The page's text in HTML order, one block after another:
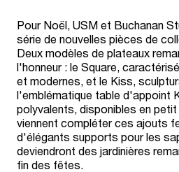
Pour Noël, USM et Buchanan
série de nouvelles pièces de
Deux modèles de plateaux
l'honneur : le Square,
et modernes, et le Kiss,
l'emblématique table d'appoint
polyvalents, disponibles en
viennent compléter ces ajouts
d'élégants supports pour les
deviendront des jardinières
fin des fêtes.